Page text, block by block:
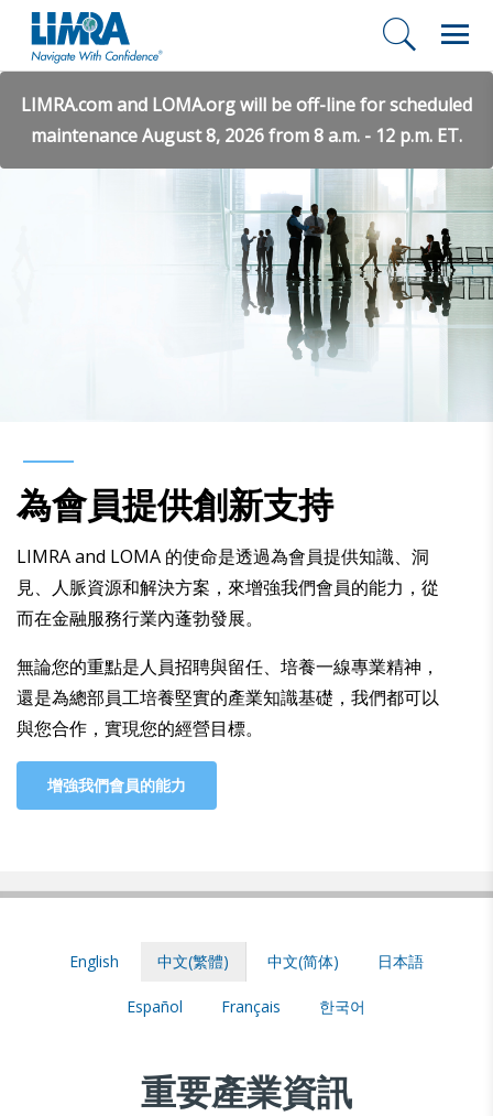
LIMRA.com and LOMA.org will be off-line for scheduled
maintenance August 8, 2026 from 8 a.m. - 12 p.m. ET.
為會員提供創新支持
LIMRA and LOMA 的使命是透過為會員提供知識、洞
見、人脈資源和解決方案，來增強我們會員的能力，從
而在金融服務行業內蓬勃發展。
無論您的重點是人員招聘與留任、培養一線專業精神，
還是為總部員工培養堅實的產業知識基礎，我們都可以
與您合作，實現您的經營目標。
增強我們會員的能力
English 中文(繁體) 中文(简体) 日本語
Español Français 한국어
重要產業資訊